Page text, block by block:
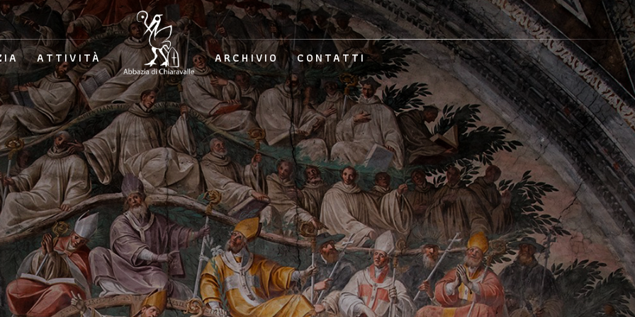
ATTIVITÀ ARCHIVIO CONTATTI